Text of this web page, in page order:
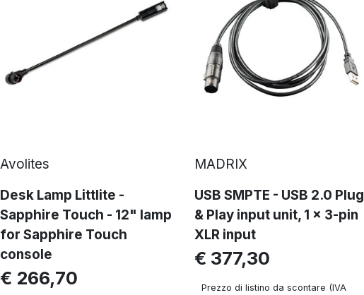
Avolites
Desk Lamp Littlite -
Sapphire Touch - 12" lamp
for Sapphire Touch
console
€ 266,70
MADRIX
USB SMPTE - USB 2.0 Plug
& Play input unit, 1 x 3-pin
XLR input
€ 377,30
Prezzo di listino da scontare (IVA